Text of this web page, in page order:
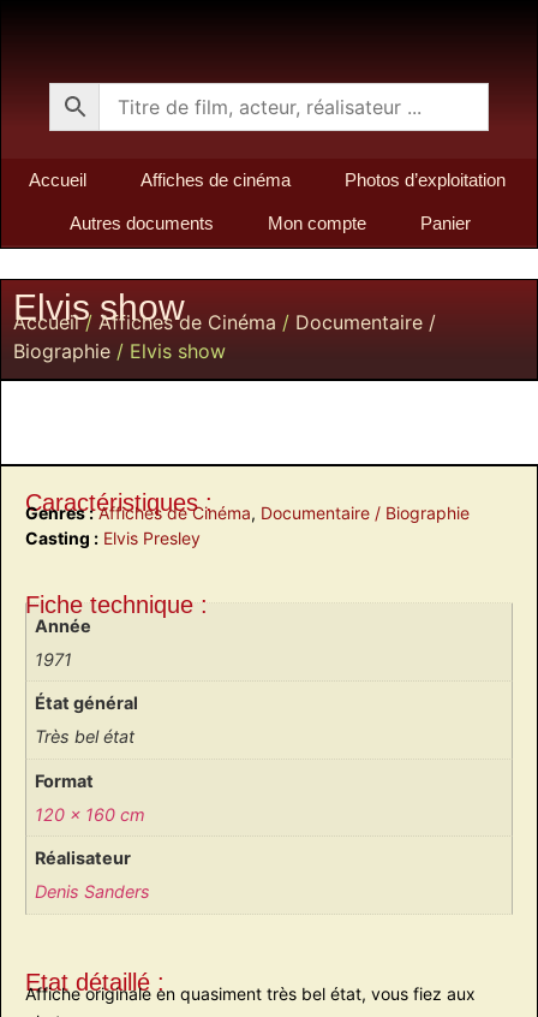
Accueil Affiches de cinéma Photos d’exploitation
Autres documents Mon compte Panier
Elvis show
Accueil/ Affiches de Cinéma / Documentaire /
Biographie / Elvis show
Caractéristiques :
Genres : Affiches de Cinéma, Documentaire / Biographie
Casting : Elvis Presley
Fiche technique :
Année
1971
État général
Très bel état
Format
120 x 160 cm
Réalisateur
Denis Sanders
Etat détaillé :
Affiche originale en quasiment très bel état, vous fiez aux